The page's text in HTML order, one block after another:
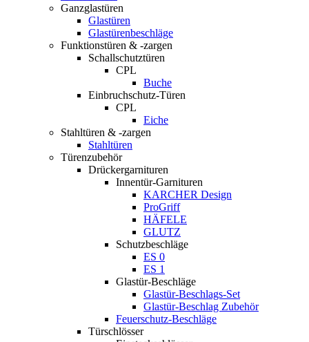
Ganzglastüren
Glastüren
Glastürenbeschläge
Funktionstüren & -zargen
Schallschutztüren
CPL
Buche
Einbruchschutz-Türen
CPL
Eiche
Stahltüren & -zargen
Stahltüren
Türenzubehör
Drückergarnituren
Innentür-Garnituren
KARCHER Design
ProGriff
HÄFELE
GLUTZ
Schutzbeschläge
ES 0
ES 1
Glastür-Beschläge
Glastür-Beschlags-Set
Glastür-Beschlag Zubehör
Feuerschutz-Beschläge
Türschlösser